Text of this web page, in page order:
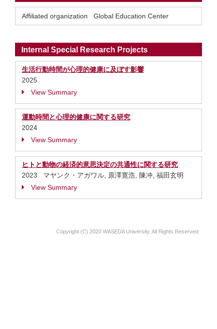
Affiliated organization Global Education Center
Internal Special Research Projects
生活行動時間が心理的健康に及ぼす影響
2025
View Summary
運動時間と心理的健康に関する研究
2024
View Summary
ヒトと動物の経済的意思決定の共通性に関する研究
2023 マヤンク・アガワル, 原澤寛浩, 陳冲, 福田玄明
View Summary
Copyright (C) 2020 WASEDA University, All Rights Reserved.